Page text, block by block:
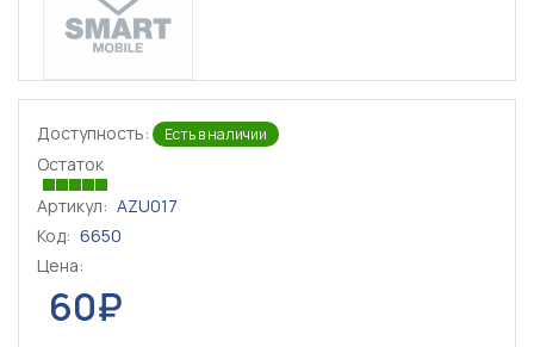
Доступность: Есть в наличии
Остаток
Артикул: AZU017
Код: 6650
Цена:
60₽